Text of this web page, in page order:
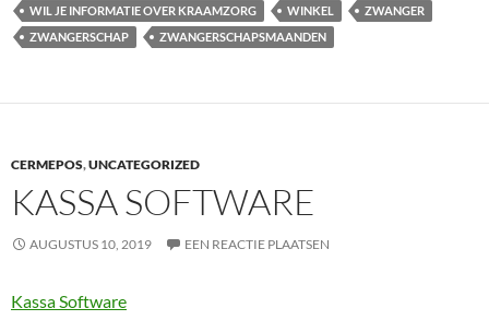
WIL JE INFORMATIE OVER KRAAMZORG
WINKEL
ZWANGER
ZWANGERSCHAP
ZWANGERSCHAPSMAANDEN
CERMEPOS,UNCATEGORIZED
KASSA SOFTWARE
AUGUSTUS 10, 2019 EEN REACTIE PLAATSEN
Kassa Software